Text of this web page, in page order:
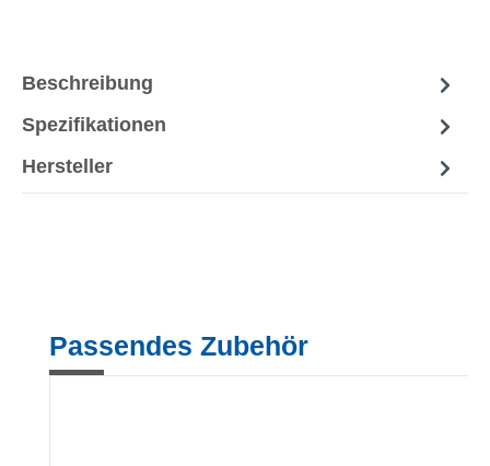
Beschreibung
Spezifikationen
Hersteller
Produktgalerie überspringen
Passendes Zubehör